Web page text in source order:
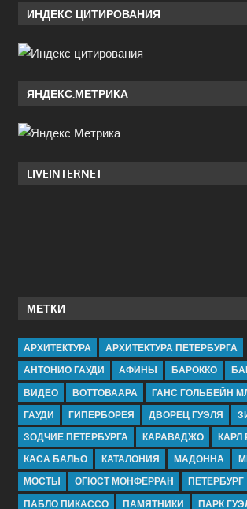
ИНДЕКС ЦИТИРОВАНИЯ
ЯНДЕКС.МЕТРИКА
LIVEINTERNET
МЕТКИ
АРХИТЕКТУРА
АРХИТЕКТУРА ПЕТЕРБУРГА
АНТОНИО ГАУДИ
АФИНЫ БАРОККО
ВИДЕО
ВОТТОВААРА
ГАНС ГОЛЬБЕЙН
ГАУДИ
ГИПЕРБОРЕЯ ДВОРЕЦ ГУЭЛЯ
ЗОДЧИЕ ПЕТЕРБУРГА
КАРАВАДЖО
КАРЛ
КАСА БАЛЬО
КАТАЛОНИЯ МАДОННА
МОСТЫ
ОГЮСТ МОНФЕРРАН
ПЕТЕРБУРГ
ПАБЛО ПИКАССО
ПАМЯТНИКИ ПАРК